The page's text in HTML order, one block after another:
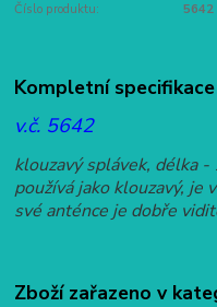
Číslo produktu: 5642
Kompletní specifikace
v.č. 5642
klouzavý splávek, délka
používá jako klouzavý, je
své anténce je dobře
Zboží zařazeno v